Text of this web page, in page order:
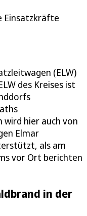
Einsatzkräfte
(ELW)
des Kreises ist
wird hier auch von
Elmar
als am
vor Ort berichten
in der